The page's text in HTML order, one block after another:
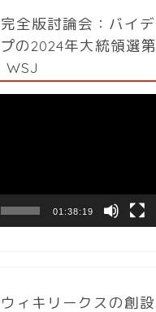
全版討論会：バイデ
の2024年大統領選第
WSJ
01:38:19
ィキリークスの創設